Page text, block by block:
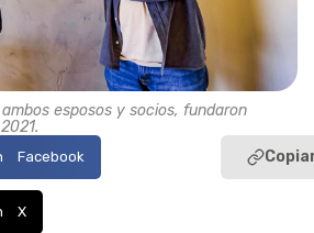
esposos y socios, fundaron
Facebook
X